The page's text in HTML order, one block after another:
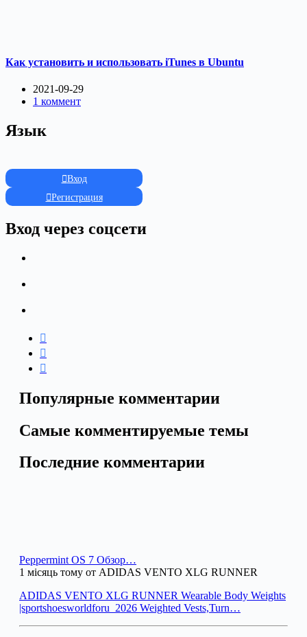
Как установить и использовать iTunes в Ubuntu
2021-09-29
1 коммент
Язык
Вход
Регистрация
Вход через соцсети
Популярные комментарии
Самые комментируемые темы
Последние комментарии
Peppermint OS 7 Обзор…
1 місяць тому от ADIDAS VENTO XLG RUNNER
ADIDAS VENTO XLG RUNNER Wearable Body Weights
|sportshoesworldforu_2026 Weighted Vests,Turn…